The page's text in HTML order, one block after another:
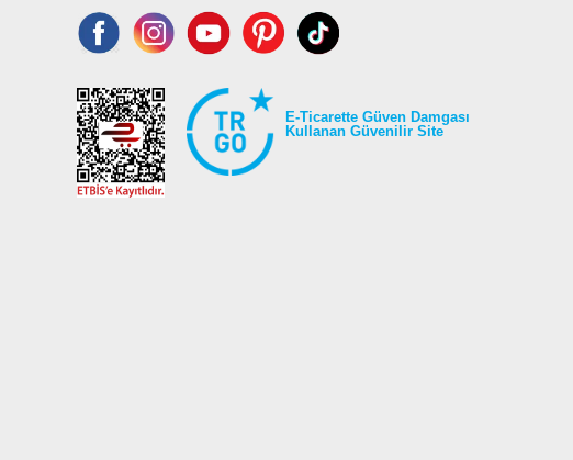
E-Ticarette Güven Damgası
Kullanan Güvenilir Site